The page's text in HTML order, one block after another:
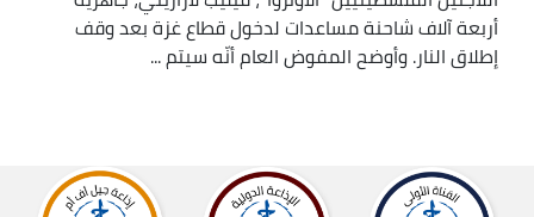
أربعة آلاف شاحنة مساعدات لدخول قطاع غزة بعد وقف
إطلاق النار. وأوضح المفوض العام أنّه سيتم ...